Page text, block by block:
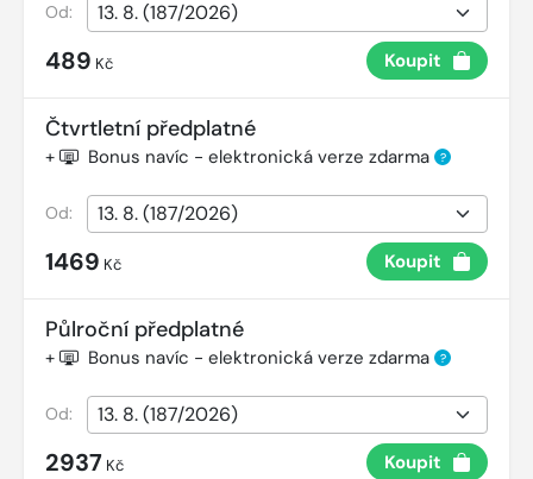
Od:
489 Kč Koupit
Čtvrtletní předplatné
+ Bonus navíc - elektronická verze zdarma ?
Od:
1469 Kč Koupit
Půlroční předplatné
+ Bonus navíc - elektronická verze zdarma ?
Od:
2937 Kč Koupit